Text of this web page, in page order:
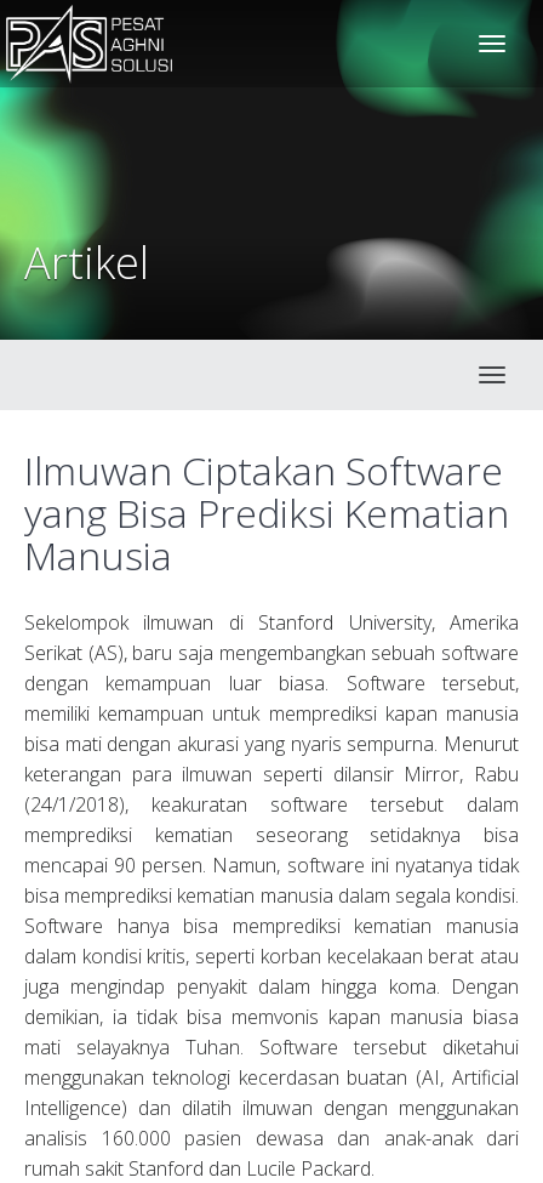
solusiteknis
Artikel
Ilmuwan Ciptakan Software
yang Bisa Prediksi Kematian
Manusia
Sekelompok ilmuwan di Stanford University, Amerika
Serikat (AS), baru saja mengembangkan sebuah software
dengan kemampuan luar biasa. Software tersebut,
memiliki kemampuan untuk memprediksi kapan manusia
bisa mati dengan akurasi yang nyaris sempurna. Menurut
keterangan para ilmuwan seperti dilansir Mirror, Rabu
(24/1/2018), keakuratan software tersebut dalam
memprediksi kematian seseorang setidaknya bisa
mencapai 90 persen. Namun, software ini nyatanya tidak
bisa memprediksi kematian manusia dalam segala kondisi.
Software hanya bisa memprediksi kematian manusia
dalam kondisi kritis, seperti korban kecelakaan berat atau
juga mengindap penyakit dalam hingga koma. Dengan
demikian, ia tidak bisa memvonis kapan manusia biasa
mati selayaknya Tuhan. Software tersebut diketahui
menggunakan teknologi kecerdasan buatan (AI, Artificial
Intelligence) dan dilatih ilmuwan dengan menggunakan
analisis 160.000 pasien dewasa dan anak-anak dari
rumah sakit Stanford dan Lucile Packard.